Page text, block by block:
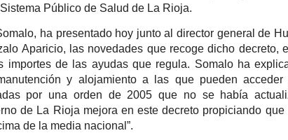
Público de Salud de La Rioja.
ha presentado hoy junto al director general de
Aparicio, las novedades que recoge dicho decreto,
importes de las ayudas que regula. Somalo ha
y alojamiento a las que pueden acceder
por una orden de 2005 que no se había
de La Rioja mejora en este decreto propiciando que
de la media nacional”.